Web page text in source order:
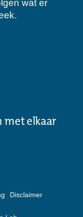
wat er
met elkaar
Disclaimer